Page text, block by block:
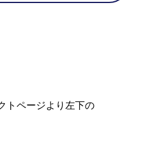
トページより左下の